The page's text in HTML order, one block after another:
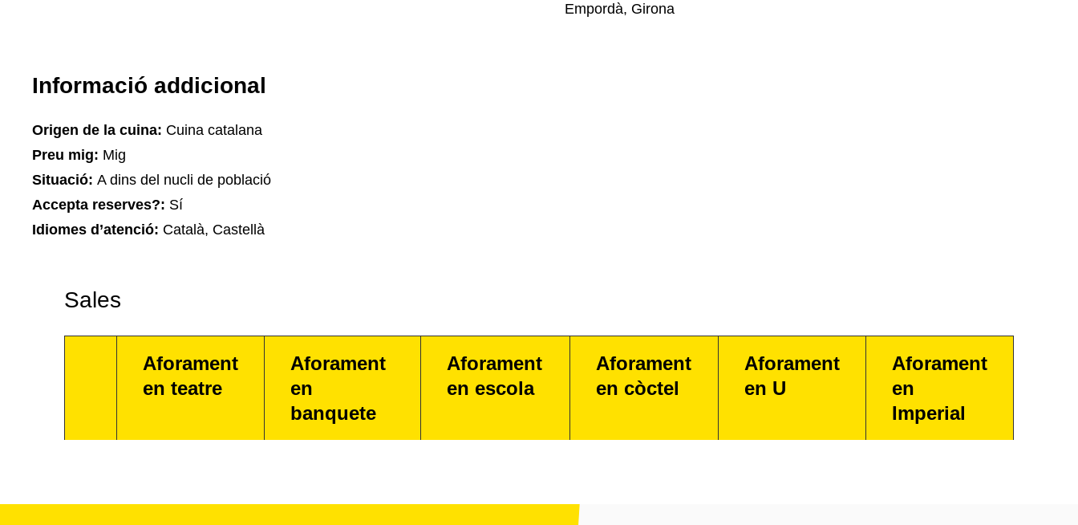
Empordà, Girona
Informació addicional
Origen de la cuina: Cuina catalana
Preu mig: Mig
Situació: A dins del nucli de població
Accepta reserves?: Sí
Idiomes d’atenció: Català, Castellà
Sales
Aforament
en teatre
Aforament
en
banquete
Aforament
en escola
Aforament
en còctel
Aforament
en U
Aforament
en
Imperial